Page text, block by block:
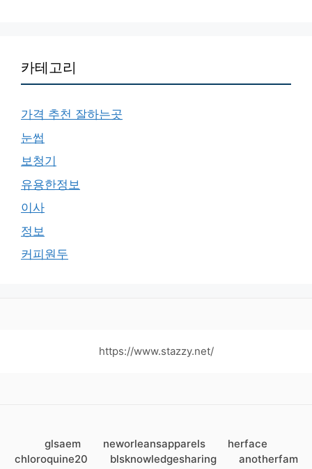
카테고리
가격 추천 잘하는곳
눈썹
보청기
유용한정보
이사
정보
커피원두
https://www.stazzy.net/
glsaem neworleansapparels
herface
chloroquine20
blsknowledgesharing anotherfam